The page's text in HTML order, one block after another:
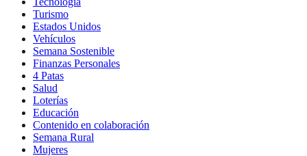
Turismo
Estados Unidos
Vehículos
Semana Sostenible
Finanzas Personales
4 Patas
Salud
Loterías
Educación
Contenido en colaboración
Semana Rural
Mujeres